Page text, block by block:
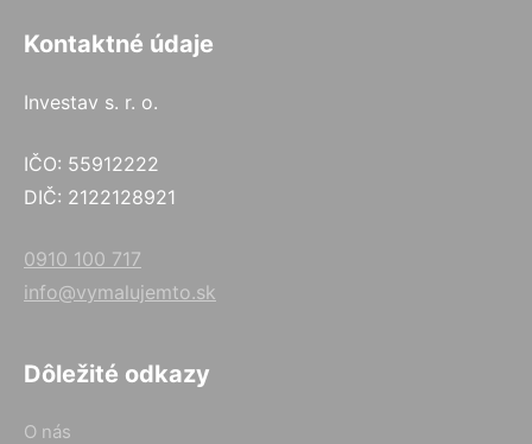
Kontaktné údaje
Investav s. r. o.
IČO: 55912222
DIČ: 2122128921
0910 100 717
info@vymalujemto.sk
Dôležité odkazy
O nás